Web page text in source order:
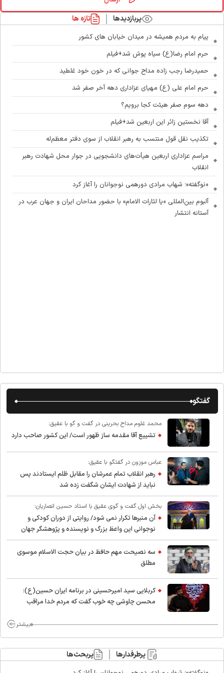
پربازدیدها تازه ها
پیام به مردم همیشه در میدان خیابان های کشور
حرم امام رضا(ع) سیاه پوش شد+فیلم
حمیدرضا رجب زاده مداح جوانی که در خون خود غلطید
حرم امام علی (ع) مهیای عزاداری دهه آخر صفر شد
دهه سوم صفر هیئت کجا برویم؟
آقا نخستین زائر این اربعین شد+فیلم
تکذیب نقل قول منتسب به رهبر انقلاب از سوی دفتر معظم‌له
مراسم عزاداری اربعین هیأت‌های دانشجویی در جوار محل شهادت رهبر
انقلاب
«نوگفته»؛ شهاب مرادی دورهمی نوجوانان را آغاز کرد
آلبوم بین‌المللی «یا لثارات الامام» با حضور مداحان ایران و جهان عرب در
آستانه انتشار
گفتگو
محمد غلوم مداح بحرینی در گفت و گو با عقیق:
تشییع آقا مقدمه ساز ظهور است/ این کشور صاحب دارد
عباس موزون در گفتگو با عقیق:
رهبر انقلاب تمام عمرشان را مقابل ظلم ایستادند پس
نباید از شهادت ایشان شگفت زده شد
بخش اول گفت و گوی عقیق با استاد حسین انصاریان:
آن منبرها تکرار نمی شود/ روایتی از دوران کودکی و
نوجوانی این واعظ بزرگ و نویسنده و پژوهشگر جهان
اسلام
سه نصیحت مهم حافظ در بیان حجت الاسلام موسوی
مطلق
کربلایی سید امیر‌حسینی در برنامه ایران حسین(ع):
محسن چاوشی چه خوب گفت که مردم خدا مراقب
بیشتر
پرطرفدارها پربحث‌ها